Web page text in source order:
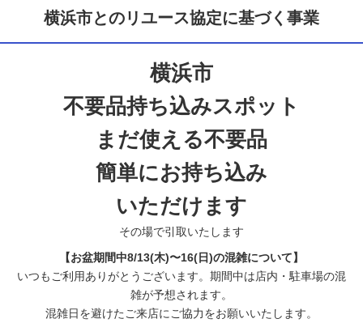
横浜市とのリユース協定に基づく事業
横浜市
不要品持ち込みスポット
まだ使える不要品
簡単にお持ち込み
いただけます
その場で引取いたします
【お盆期間中8/13(木)〜16(日)の混雑について】
いつもご利用ありがとうございます。期間中は店内・駐車場の混
雑が予想されます。
混雑日を避けたご来店にご協力をお願いいたします。